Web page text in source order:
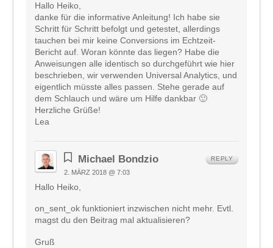
Hallo Heiko,
danke für die informative Anleitung! Ich habe sie
Schritt für Schritt befolgt und getestet, allerdings
tauchen bei mir keine Conversions im Echtzeit-
Bericht auf. Woran könnte das liegen? Habe die
Anweisungen alle identisch so durchgeführt wie hier
beschrieben, wir verwenden Universal Analytics, und
eigentlich müsste alles passen. Stehe gerade auf
dem Schlauch und wäre um Hilfe dankbar 🙂
Herzliche Grüße!
Lea
Michael Bondzio
2. MÄRZ 2018 @ 7:03
Hallo Heiko,
on_sent_ok funktioniert inzwischen nicht mehr. Evtl.
magst du den Beitrag mal aktualisieren?
Gruß
REPLY